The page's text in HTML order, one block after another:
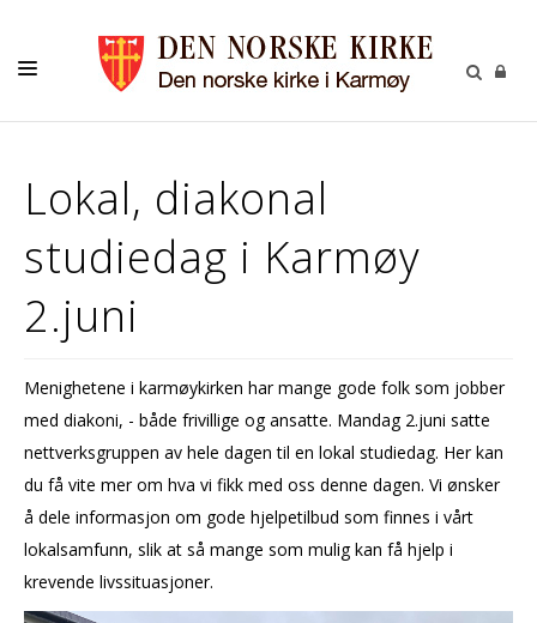
KONTAKT
MENIGHETENE
Lokal, diakonal
studiedag i Karmøy
2.juni
Menighetene i karmøykirken har mange gode folk som jobber
med diakoni, - både frivillige og ansatte. Mandag 2.juni satte
nettverksgruppen av hele dagen til en lokal studiedag. Her kan
du få vite mer om hva vi fikk med oss denne dagen. Vi ønsker
å dele informasjon om gode hjelpetilbud som finnes i vårt
lokalsamfunn, slik at så mange som mulig kan få hjelp i
krevende livssituasjoner.